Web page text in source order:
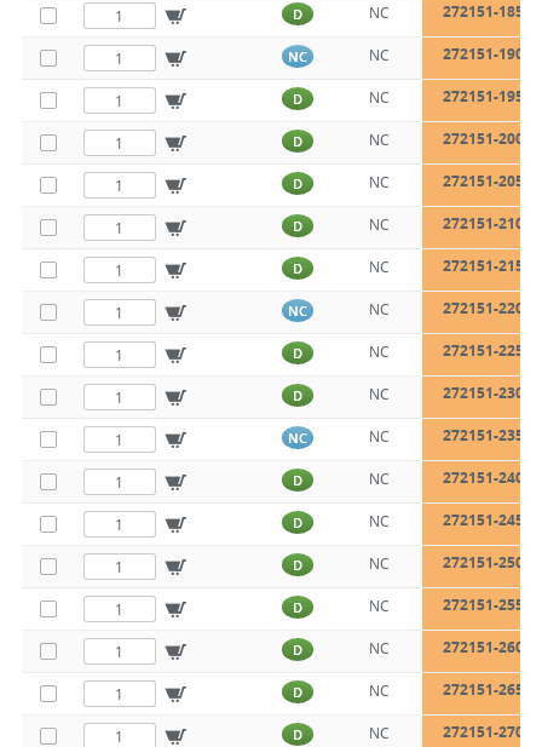
D NC 272151-185
NC NC 272151-190
D NC 272151-195
D NC 272151-200
D NC 272151-205
D NC 272151-210
D NC 272151-215
NC NC 272151-220
D NC 272151-225
D NC 272151-230
NC NC 272151-235
D NC 272151-240
D NC 272151-245
D NC 272151-250
D NC 272151-255
D NC 272151-260
D NC 272151-265
D NC 272151-270